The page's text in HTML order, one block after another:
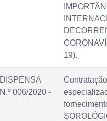
19).
DISPENSA
N.º 006/2020 -